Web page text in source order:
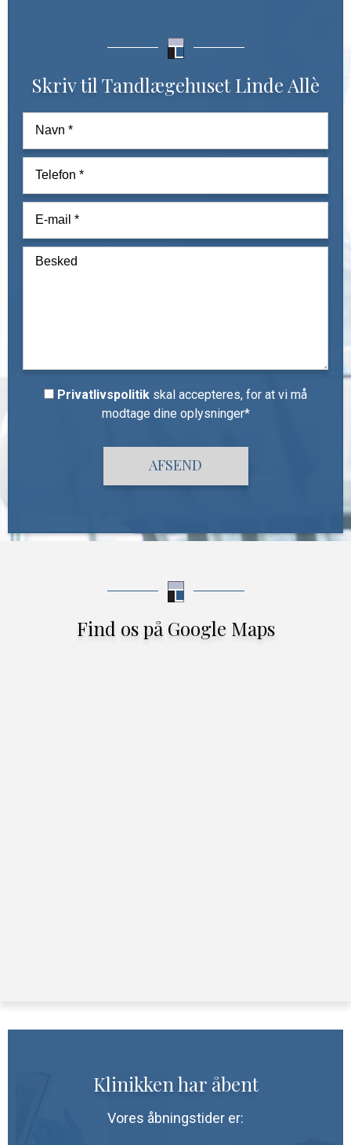
Skriv til Tandlægehuset Linde Allè
Privatlivspolitik skal accepteres, for at vi må
modtage dine oplysninger*
Find os på Google Maps
Klinikken har åbent
Vores åbningstider er: